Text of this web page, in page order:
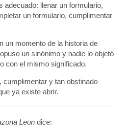
adecuado: llenar un formulario,
un formulario, cumplimentar
un momento de la historia de
un sinónimo y nadie lo objetó
con el mismo significado.
cumplimentar y tan obstinado
ya existe abrir.
Leon dice: